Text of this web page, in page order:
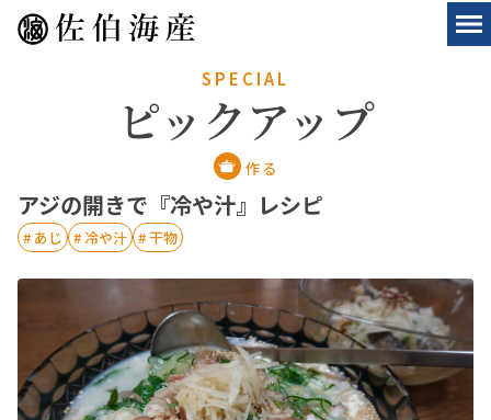
SPECIAL
ピックアップ
作る
アジの開きで『冷や汁』レシピ
# あじ # 冷や汁 # 干物